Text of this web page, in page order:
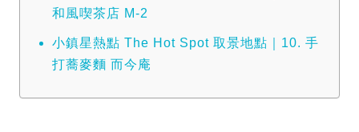
和風喫茶店 M-2
小鎮星熱點 The Hot Spot 取景地點｜10. 手
打蕎麥麵 而今庵